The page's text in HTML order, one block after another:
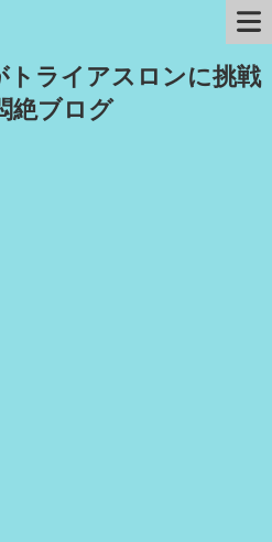
トライアスロンに挑戦
絶ブログ